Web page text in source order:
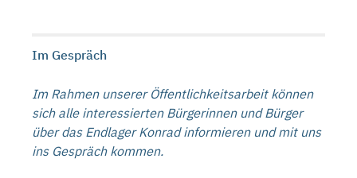
Im Gespräch
Im Rahmen unserer Öffentlichkeitsarbeit können
sich alle interessierten Bürgerinnen und Bürger
über das Endlager Konrad informieren und mit uns
ins Gespräch kommen.